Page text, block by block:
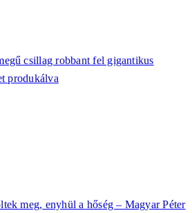
csillag robbant fel gigantikus
produkálva
meg, enyhül a hőség – Magyar Péter